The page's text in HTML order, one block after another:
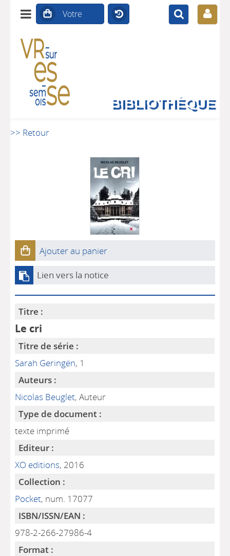
BIBLIOTHÈQUE
>> Retour
Ajouter au panier
Lien vers la notice
Titre :
Le cri
Titre de série :
Sarah Geringën, 1
Auteurs :
Nicolas Beuglet, Auteur
Type de document :
texte imprimé
Editeur :
XO editions, 2016
Collection :
Pocket, num. 17077
ISBN/ISSN/EAN :
978-2-266-27986-4
Format :